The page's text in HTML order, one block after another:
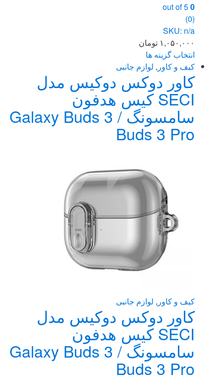
0
(0)
SKU: n/a
۱,۰۵۰,۰۰۰ تومان
انتخاب گزینه ها
این
محصول
دارای
انواع
مختلفی
می
باشد.
محصول
انتخاب
کیف و کاور , لوازم جانبی
کاور دوکس دوکیس مدل
SECI کیس هدفون
سامسونگ Galaxy Buds 3 /
Buds 3 Pro
کیف و کاور , لوازم جانبی
کاور دوکس دوکیس مدل
SECI کیس هدفون
سامسونگ Galaxy Buds 3 /
Buds 3 Pro